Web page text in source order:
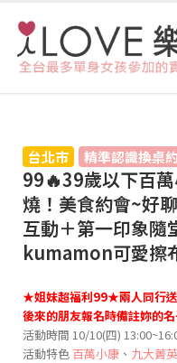
台北市 精準認識換桌
99🔥39歲以下百
燒！美食約會~好
互動＋第一印象隨
kumamon可愛擦
★姐妹超福利99★兩人同行
後來的朋友報名時備註妳的
活動時間 10/10(四)
活動特色 百萬小康 、 九大菁英